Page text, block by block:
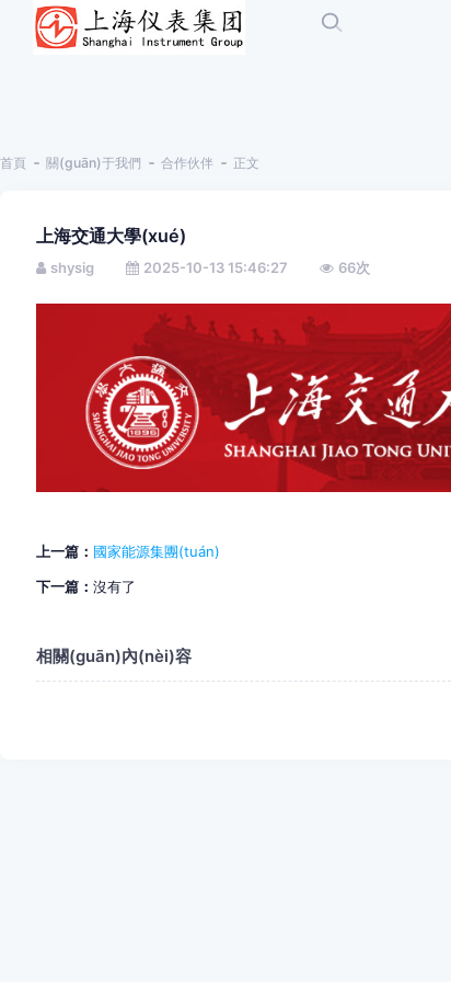
首頁 關(guān)于我們 合作伙伴 正文
上海交通大學(xué)
shysig 2025-10-13 15:46:27 66次
上一篇： 國家能源集團(tuán)
下一篇： 沒有了
相關(guān)內(nèi)容